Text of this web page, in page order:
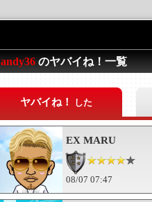
andy36 のヤバイね！一覧
ヤバイね！ した
EX MARU
08/07 07:47